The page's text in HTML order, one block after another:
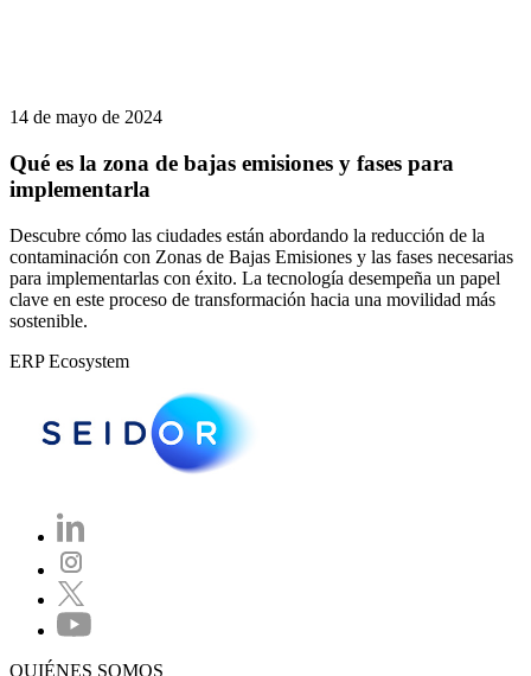
14 de mayo de 2024
Qué es la zona de bajas emisiones y fases para
implementarla
Descubre cómo las ciudades están abordando la reducción de la
contaminación con Zonas de Bajas Emisiones y las fases necesarias
para implementarlas con éxito. La tecnología desempeña un papel
clave en este proceso de transformación hacia una movilidad más
sostenible.
ERP Ecosystem
QUIÉNES SOMOS